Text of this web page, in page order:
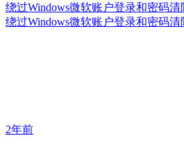
绕过Windows微软账户登录和密码清
绕过Windows微软账户登录和密码清
2年前